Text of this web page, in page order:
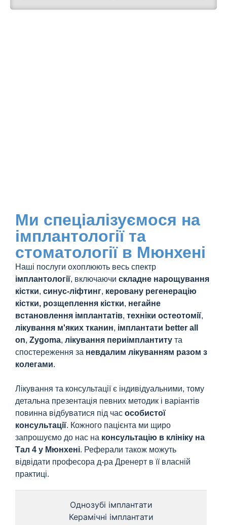
Ми спеціалізуємося на
імплантології та
стоматології в Мюнхені
Наші послуги охоплюють весь спектр
імплантології, включаючи складне нарощування
кістки, синус-ліфтинг, керовану регенерацію
кістки, розщеплення кістки, негайне
встановлення імплантатів, техніки остеотомії,
лікування м'яких тканин, імплантати better all
on, Zygoma, лікування периімплантиту та
спостереження за невдалим лікуванням разом з
колегами.
Лікування та консультації є індивідуальними, тому
детальна презентація певних методик і варіантів
повинна відбуватися під час особистої
консультації. Кожного пацієнта ми щиро
запрошуємо до нас на консультацію в клініку на
Тал 4 у Мюнхені. Реферали також можуть
відвідати професора д-ра Дренерт в її власній
практиці.
Однозубі імплантати
Керамічні імплантати